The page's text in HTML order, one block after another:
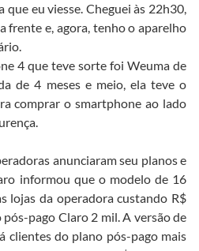
eu viesse. Cheguei às 22h30,
frente e, agora, tenho o aparelho
4 que teve sorte foi Weuma de
de 4 meses e meio, ela teve o
comprar o smartphone ao lado
anunciaram seu planos e
informou que o modelo de 16
lojas da operadora custando R$
pago Claro 2 mil. A versão de
clientes do plano pós-pago mais